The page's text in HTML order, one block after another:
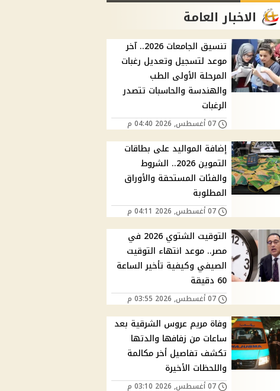
الاخبار العامة
تنسيق الجامعات 2026.. آخر
موعد لتسجيل وتعديل رغبات
المرحلة الأولى الطب
والهندسة والحاسبات تتصدر
الرغبات
07 أغسطس, 2026 04:40 م
إضافة المواليد على بطاقات
التموين 2026.. الشروط
والفئات المستحقة والأوراق
المطلوبة
07 أغسطس, 2026 04:11 م
التوقيت الشتوي 2026 في
مصر.. موعد انتهاء التوقيت
الصيفي وكيفية تأخير الساعة
60 دقيقة
07 أغسطس, 2026 03:55 م
وفاة مريم عروس الشرقية بعد
ساعات من زفافها والدتها
تكشف تفاصيل أخر مكالمة
واللحظات الأخيرة
07 أغسطس, 2026 03:10 م